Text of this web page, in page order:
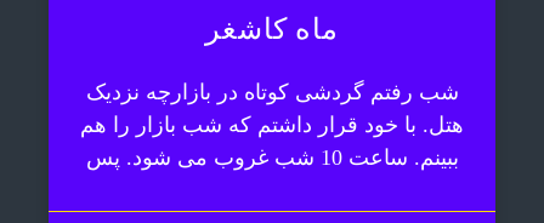
ماه کاشغر
شب رفتم گردشی کوتاه در بازارچه نزدیک
هتل. با خود قرار داشتم که شب بازار را هم
ببینم. ساعت 10 شب غروب می شود. پس